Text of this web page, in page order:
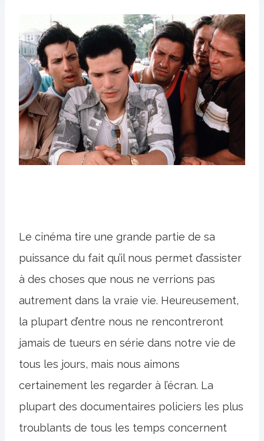
Le cinéma tire une grande partie de sa
puissance du fait qu’il nous permet d’assister
à des choses que nous ne verrions pas
autrement dans la vraie vie. Heureusement,
la plupart d’entre nous ne rencontreront
jamais de tueurs en série dans notre vie de
tous les jours, mais nous aimons
certainement les regarder à l’écran. La
plupart des documentaires policiers les plus
troublants de tous les temps concernent